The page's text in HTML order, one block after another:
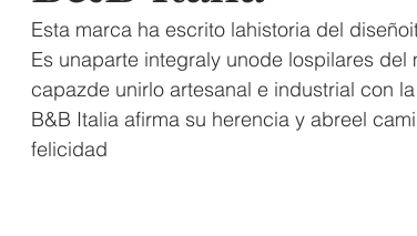
Esta marca ha escrito lahistoria del
Es unaparte integraly unode lospilares
capazde unirlo artesanal e industrial con
B&B Italia afirma su herencia y abreel
felicidad